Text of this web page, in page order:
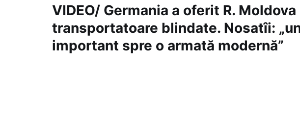
VIDEO/ Germania a oferit R. Moldova
transportatoare blindate. Nosatîi:
important spre o armată modernă”